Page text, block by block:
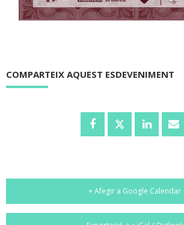
COMPARTEIX AQUEST ESDEVENIMENT
+ Afegir a Google Calendar